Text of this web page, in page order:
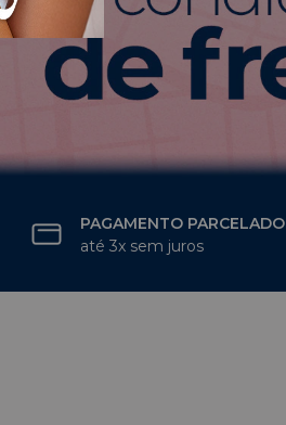
PAGAMENTO PARCELADO
até 3x sem juros